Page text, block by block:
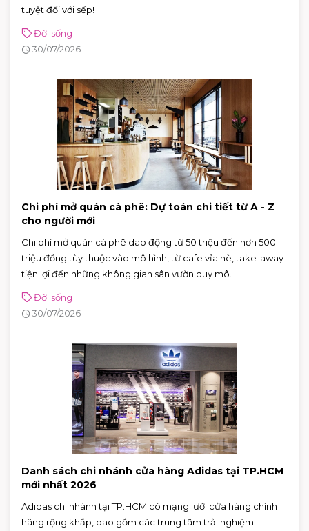
tuyệt đối với sếp!
Đời sống
30/07/2026
Chi phí mở quán cà phê: Dự toán chi tiết từ A - Z
cho người mới
Chi phí mở quán cà phê dao động từ 50 triệu đến hơn 500
triệu đồng tùy thuộc vào mô hình, từ cafe vỉa hè, take-away
tiện lợi đến những không gian sân vườn quy mô.
Đời sống
30/07/2026
Danh sách chi nhánh cửa hàng Adidas tại TP.HCM
mới nhất 2026
Adidas chi nhánh tại TP.HCM có mạng lưới cửa hàng chính
hãng rộng khắp, bao gồm các trung tâm trải nghiệm